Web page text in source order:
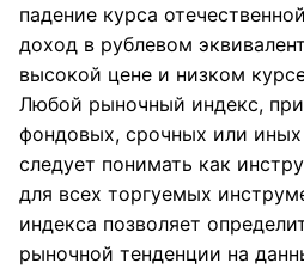
падение курса
доход в рублевом
высокой цене и низком
Любой рыночный индекс,
фондовых, срочных или
следует понимать как
для всех торгуемых
индекса позволяет
рыночной тенденции на